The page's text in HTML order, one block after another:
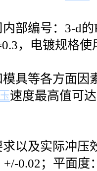
部编号：3-d
，电镀规格
具等各方面因
速度最高值可
以及实际冲压
0.02；平面度